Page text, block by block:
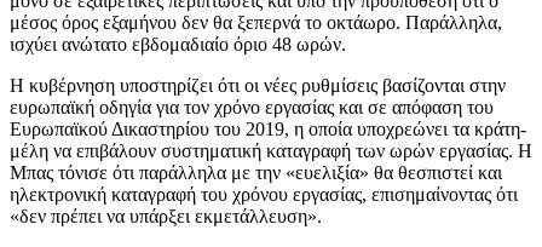
μέσος όρος εξαμήνου δεν θα ξεπερνά το οκτάωρο. Παράλληλα,
ισχύει ανώτατο εβδομαδιαίο όριο 48 ωρών.
Η κυβέρνηση υποστηρίζει ότι οι νέες ρυθμίσεις βασίζονται στην
ευρωπαϊκή οδηγία για τον χρόνο εργασίας και σε απόφαση του
Ευρωπαϊκού Δικαστηρίου του 2019, η οποία υποχρεώνει τα κράτη-
μέλη να επιβάλουν συστηματική καταγραφή των ωρών εργασίας. Η
Μπας τόνισε ότι παράλληλα με την «ευελιξία» θα θεσπιστεί και
ηλεκτρονική καταγραφή του χρόνου εργασίας, επισημαίνοντας ότι
«δεν πρέπει να υπάρξει εκμετάλλευση».